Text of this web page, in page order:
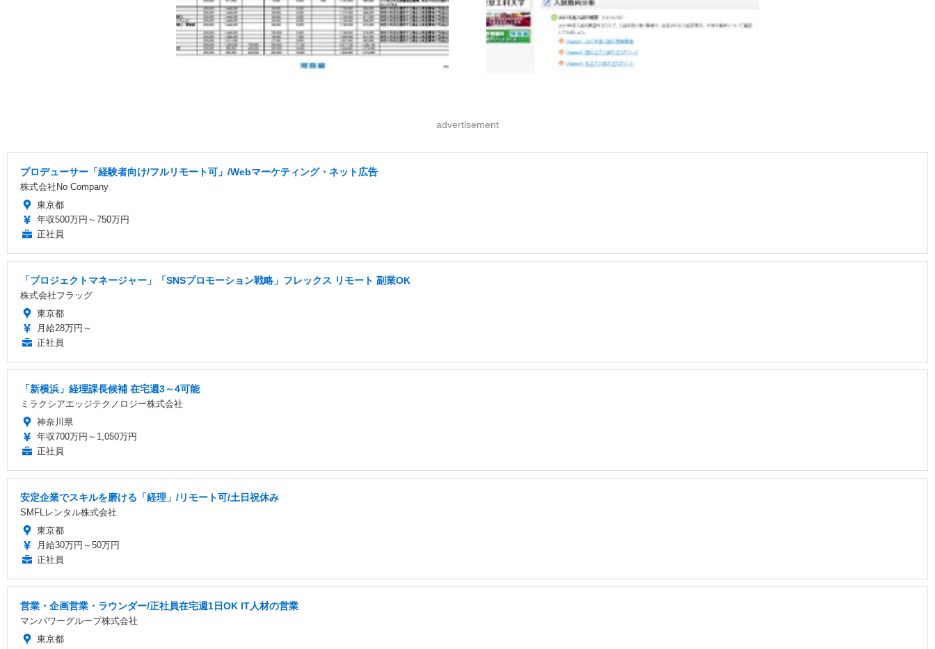
advertisement
プロデューサー「経験者向け/フルリモート可」/Webマーケティング・ネット広告
株式会社No Company
東京都
年収500万円～750万円
正社員
「プロジェクトマネージャー」「SNSプロモーション戦略」フレックス リモート 副業OK
株式会社フラッグ
東京都
月給28万円～
正社員
「新横浜」経理課長候補 在宅週3～4可能
ミラクシアエッジテクノロジー株式会社
神奈川県
年収700万円～1,050万円
正社員
安定企業でスキルを磨ける「経理」/リモート可/土日祝休み
SMFLレンタル株式会社
東京都
月給30万円～50万円
正社員
営業・企画営業・ラウンダー/正社員在宅週1日OK IT人材の営業
マンパワーグループ株式会社
東京都